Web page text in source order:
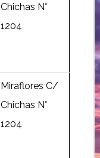
Chichas N°
1204
Miraflores C/
Chichas N°
1204